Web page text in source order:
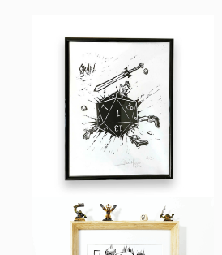
CRAP ! – LINOGRAVURE –
TIRAGE LIMITÉ
AFFICHES
15,00€